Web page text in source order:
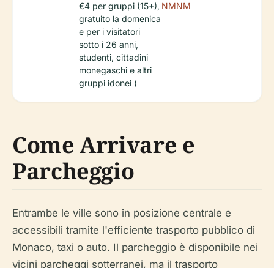
€4 per gruppi (15+),
gratuito la domenica
e per i visitatori
sotto i 26 anni,
studenti, cittadini
monegaschi e altri
gruppi idonei (
NMNM
Come Arrivare e
Parcheggio
Entrambe le ville sono in posizione centrale e
accessibili tramite l'efficiente trasporto pubblico di
Monaco, taxi o auto. Il parcheggio è disponibile nei
vicini parcheggi sotterranei, ma il trasporto